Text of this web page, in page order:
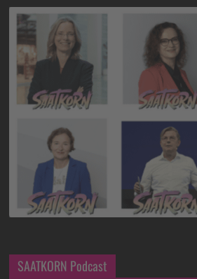
SAATKORN Podcast